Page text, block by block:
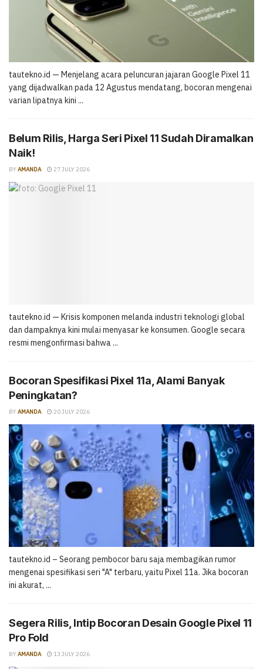
tautekno.id — Menjelang acara peluncuran jajaran Google Pixel 11
yang dijadwalkan pada 12 Agustus mendatang, bocoran mengenai
varian lipatnya kini ...
Belum Rilis, Harga Seri Pixel 11 Sudah Diramalkan
Naik!
BY AMANDA 27 JULY 2026
tautekno.id — Krisis komponen melanda industri teknologi global
dan dampaknya kini mulai menyasar ke konsumen. Google secara
resmi mengonfirmasi bahwa ...
Bocoran Spesifikasi Pixel 11a, Alami Banyak
Peningkatan?
BY AMANDA 20 JULY 2026
tautekno.id – Seorang pembocor baru saja membagikan rumor
mengenai spesifikasi seri "A" terbaru, yaitu Pixel 11a. Jika bocoran
ini akurat, ...
Segera Rilis, Intip Bocoran Desain Google Pixel 11
Pro Fold
BY AMANDA 13 JULY 2026